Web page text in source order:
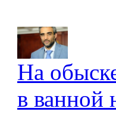
На
в ванной